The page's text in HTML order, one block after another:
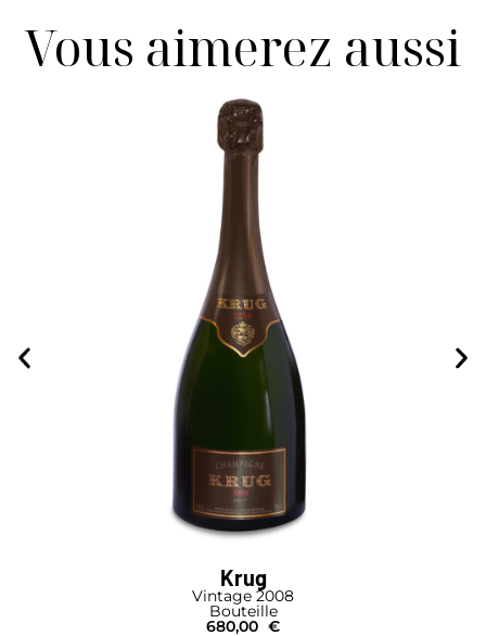
Vous aimerez aussi
Krug
Vintage 2008
Bouteille
680,00 €